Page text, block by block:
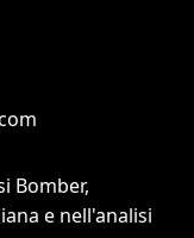
Bomber,
e nell'analisi